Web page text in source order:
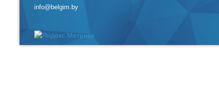
info@belgim.by